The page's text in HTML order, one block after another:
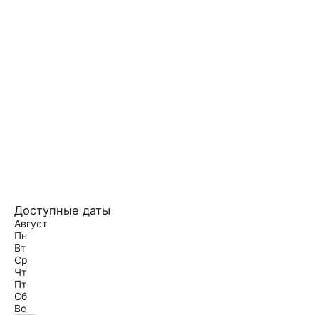
Доступные даты
Август
Пн
Вт
Ср
Чт
Пт
Сб
Вс